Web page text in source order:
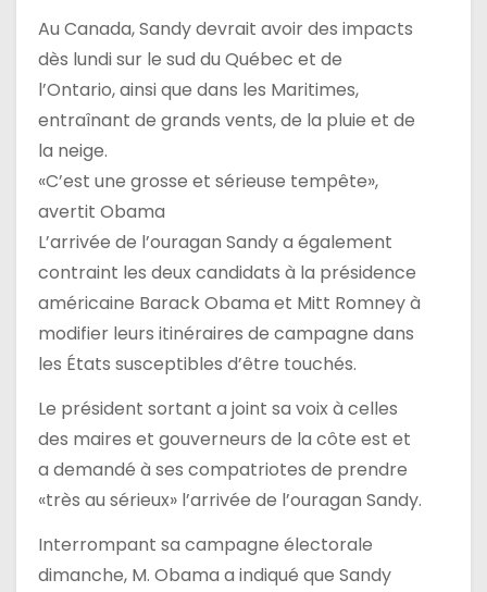
Au Canada, Sandy devrait avoir des impacts
dès lundi sur le sud du Québec et de
l’Ontario, ainsi que dans les Maritimes,
entraînant de grands vents, de la pluie et de
la neige.
«C’est une grosse et sérieuse tempête»,
avertit Obama
L’arrivée de l’ouragan Sandy a également
contraint les deux candidats à la présidence
américaine Barack Obama et Mitt Romney à
modifier leurs itinéraires de campagne dans
les États susceptibles d’être touchés.
Le président sortant a joint sa voix à celles
des maires et gouverneurs de la côte est et
a demandé à ses compatriotes de prendre
«très au sérieux» l’arrivée de l’ouragan Sandy.
Interrompant sa campagne électorale
dimanche, M. Obama a indiqué que Sandy